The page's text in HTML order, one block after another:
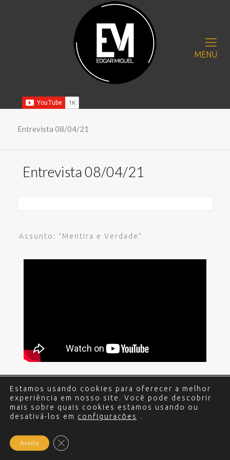
MENU
Entrevista 08/04/21
Entrevista 08/04/21
Assunto: “Mentira e Verdade”
© 2017 - 2024 Edgar Miguel. Todos os direitos
reservados. Política de Privacidade.Criação e
Desenvolvimento do site: Alex Sanches
Estamos usando cookies para oferecer a melhor
experiência em nosso site. Você pode descobrir
mais sobre quais cookies estamos usando ou
desativá-los em configurações .
Aceito Close GDPR Cookie Banner